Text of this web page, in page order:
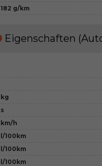
182 g/km
Eigenschaften
kg
s
km/h
l/100km
l/100km
l/100km